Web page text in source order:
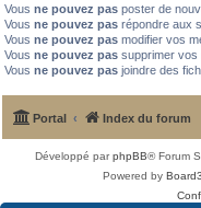
Vous ne pouvez pas poster de
Vous ne pouvez pas répondre aux
Vous ne pouvez pas modifier vos
Vous ne pouvez pas supprimer vos
Vous ne pouvez pas joindre des
Portal Index du forum
Développé parphpBB® Forum
Powered by